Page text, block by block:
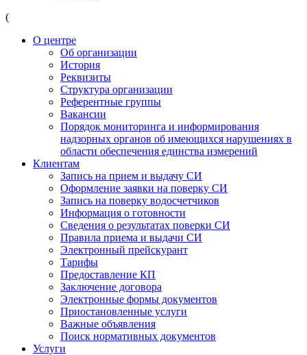
(
О центре
Об организации
История
Реквизиты
Структура организации
Референтные группы
Вакансии
Порядок мониторинга и информирования
надзорных органов об имеющихся нарушениях в
области обеспечения единства измерений
Клиентам
Запись на прием и выдачу СИ
Оформление заявки на поверку СИ
Запись на поверку водосчетчиков
Информация о готовности
Сведения о результатах поверки СИ
Правила приема и выдачи СИ
Электронный прейскурант
Тарифы
Предоставление КП
Заключение договора
Электронные формы документов
Приостановленные услуги
Важные объявления
Поиск нормативных документов
Услуги